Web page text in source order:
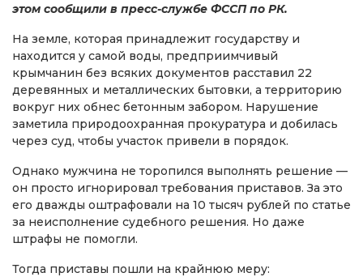
этом сообщили в пресс-службе ФССП по РК.
На земле, которая принадлежит государству и
находится у самой воды, предприимчивый
крымчанин без всяких документов расставил 22
деревянных и металлических бытовки, а территорию
вокруг них обнес бетонным забором. Нарушение
заметила природоохранная прокуратура и добилась
через суд, чтобы участок привели в порядок.
Однако мужчина не торопился выполнять решение —
он просто игнорировал требования приставов. За это
его дважды оштрафовали на 10 тысяч рублей по статье
за неисполнение судебного решения. Но даже
штрафы не помогли.
Тогда приставы пошли на крайнюю меру: